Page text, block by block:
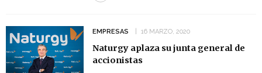
EMPRESAS 16 MARZO, 2020
Naturgy aplaza su junta general de
accionistas